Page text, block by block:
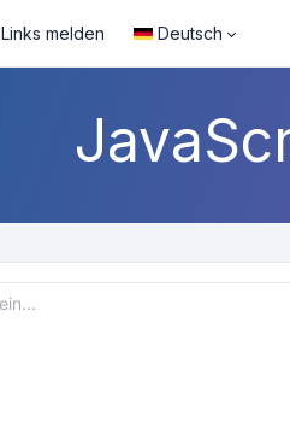
Links melden Deutsch